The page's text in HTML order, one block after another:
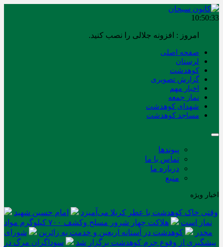
10:50:33
امروز : افزونه جلالی را نصب کنید.
صفحه اصلی
لرستان
کوهدشت
گزارش تصویری
اخبار مهم
نماز جمعه
شهدای کوهدشت
مساجد کوهدشت
پیوندها
تماس با ما
درباره ما
منبع
اخبار ویژه
وقتی خاک کوهدشت با عطر کربلا می‌آمیزد
امام حسین شهید
نماز است
هلاکت چهار شرور مسلح وکشف ۷۰۰ کیلوگرم مواد
مخدر
کوهدشت در آستانه اربعین و خدمت‌ به زائرین
شورای
پیشگیری از وقوع جرم کوهدشت برگزار شد
سوداگران مرگ در